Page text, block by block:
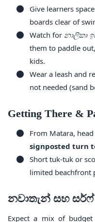
Give learners
boards clear of
Watch for නාලිකා
them to paddle
kids.
Wear a leash and
not needed (sand
Getting There &
From Matara,
signposted turn
Short tuk-tuk or
limited
නවාතැන් සහ
Expect a mix of budget